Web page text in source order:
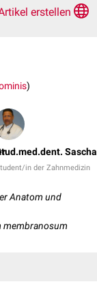
erstellen
)
in der Zahnmedizin
Anatom und
membranosum